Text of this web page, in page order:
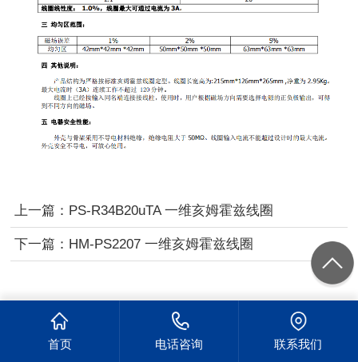
上一篇： PS-R34B20uTA 一维亥姆霍兹线圈
下一篇： HM-PS2207 一维亥姆霍兹线圈
首页 电话咨询 联系我们